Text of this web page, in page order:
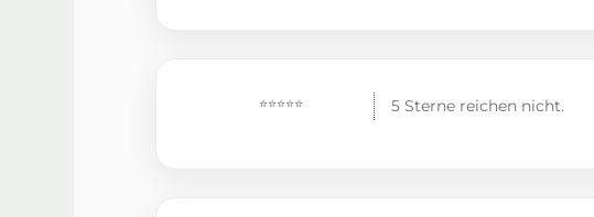
⭐⭐⭐⭐⭐ 5 Sterne reichen nicht.